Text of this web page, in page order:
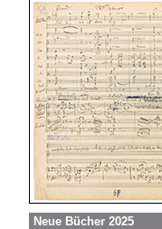
Neue Bücher 2025